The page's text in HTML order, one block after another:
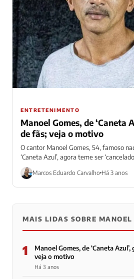
ENTRETENIMENTO
Manoel Gomes, de ‘Caneta
de fãs; veja o motivo
O cantor Manoel Gomes, 54, famoso
‘Caneta Azul’, agora teme ser
menos, nas redes...
Marcos Eduardo Carvalho Há 3 anos
MAIS LIDAS SOBRE MANOEL
1
Manoel Gomes, de ‘Caneta
veja o motivo
Há 3 anos